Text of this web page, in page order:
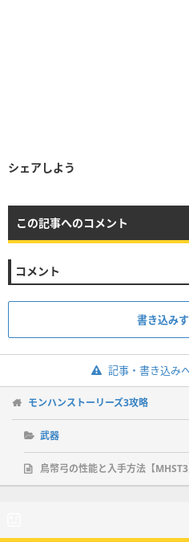
シェアしよう
この記事へのコメント
コメント
書き込み
記事・書き込み
モンハンストーリーズ3攻略
武器
鳥幣弓の性能と入手方法【MHST3